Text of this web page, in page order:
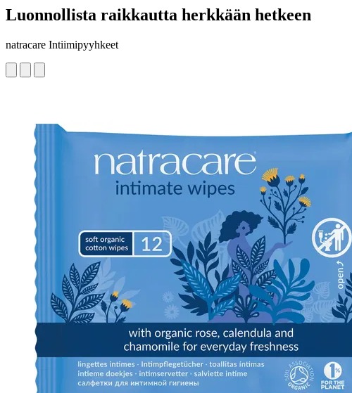
Luonnollista raikkautta herkkään hetkeen
natracare Intiimipyyhkeet